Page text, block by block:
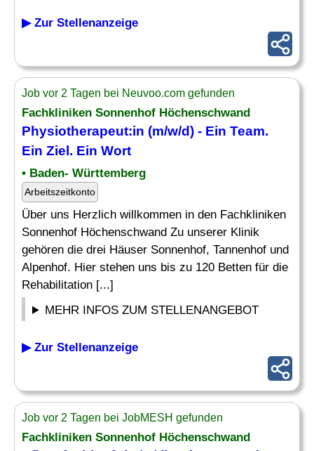
▶ Zur Stellenanzeige
Job vor 2 Tagen bei Neuvoo.com gefunden
Fachkliniken Sonnenhof Höchenschwand
Physiotherapeut:in (m/w/d) - Ein Team.
Ein Ziel . Ein Wort
• Baden- Württemberg
Arbeitszeitkonto
Über uns Herzlich willkommen in den Fachkliniken
Sonnenhof Höchenschwand Zu unserer Klinik
gehören die drei Häuser Sonnenhof, Tannenhof und
Alpenhof. Hier stehen uns bis zu 120 Betten für die
Rehabilitation [...]
MEHR INFOS ZUM STELLENANGEBOT
▶ Zur Stellenanzeige
Job vor 2 Tagen bei JobMESH gefunden
Fachkliniken Sonnenhof Höchenschwand